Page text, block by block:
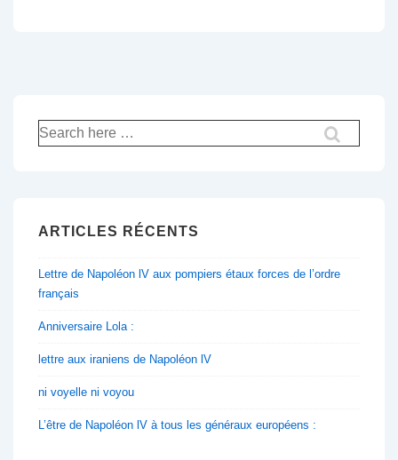
Recherche
pour:
ARTICLES RÉCENTS
Lettre de Napoléon lV aux pompiers étaux forces de l’ordre
français
Anniversaire Lola :
lettre aux iraniens de Napoléon lV
ni voyelle ni voyou
L’être de Napoléon lV à tous les généraux européens :